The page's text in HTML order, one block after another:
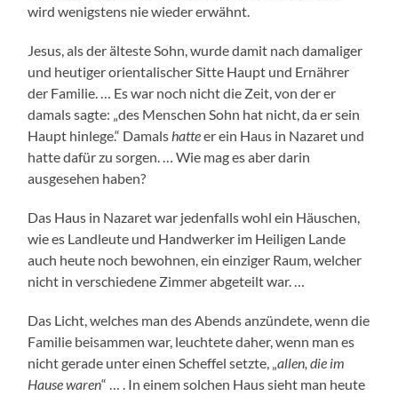
wird wenigstens nie wieder erwähnt.
Jesus, als der älteste Sohn, wurde damit nach damaliger
und heutiger orientalischer Sitte Haupt und Ernährer
der Familie. … Es war noch nicht die Zeit, von der er
damals sagte: „des Menschen Sohn hat nicht, da er sein
Haupt hinlege.“ Damalshatteer ein Haus in Nazaret und
hatte dafür zu sorgen. … Wie mag es aber darin
ausgesehen haben?
Das Haus in Nazaret war jedenfalls wohl ein Häuschen,
wie es Landleute und Handwerker im Heiligen Lande
auch heute noch bewohnen, ein einziger Raum, welcher
nicht in verschiedene Zimmer abgeteilt war. …
Das Licht, welches man des Abends anzündete, wenn die
Familie beisammen war, leuchtete daher, wenn man es
nicht gerade unter einen Scheffel setzte, „allen, die im
Hause waren“ … . In einem solchen Haus sieht man heute